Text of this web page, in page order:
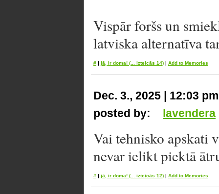
Vispār foršs un
latviska alternatīva
# | jā, ir doma! (... izteicās 14) | Add to Memories
Dec. 3., 2025 | 12:03 pm
posted by:
lavendera
Vai tehnisko apskati
nevar ielikt piektā
# | jā, ir doma! (... izteicās 12) | Add to Memories